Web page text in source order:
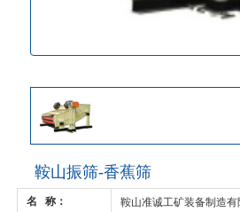
鞍山振筛-香蕉筛
名 称： 鞍山准诚工矿装备制造有